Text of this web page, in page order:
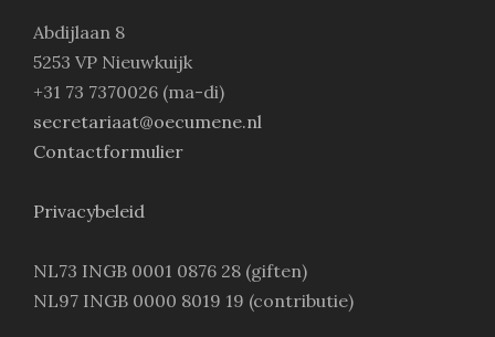
Abdijlaan 8
5253 VP Nieuwkuijk
+31 73 7370026 (ma-di)
secretariaat@oecumene.nl
Contactformulier
Privacybeleid
NL73 INGB 0001 0876 28 (giften)
NL97 INGB 0000 8019 19 (contributie)